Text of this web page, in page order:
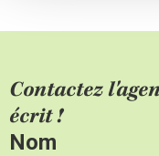
Contactez
écrit !
Nom